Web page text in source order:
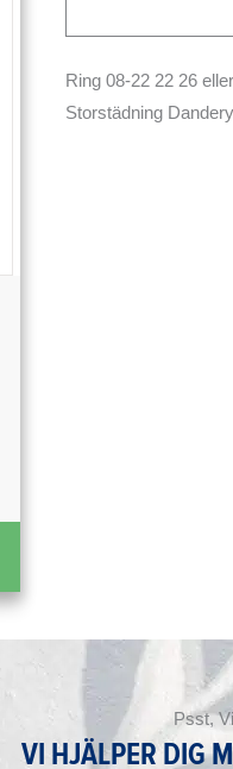
Ring 08-22 22 26
Storstädning
Psst,
VI HJÄLPER DIG